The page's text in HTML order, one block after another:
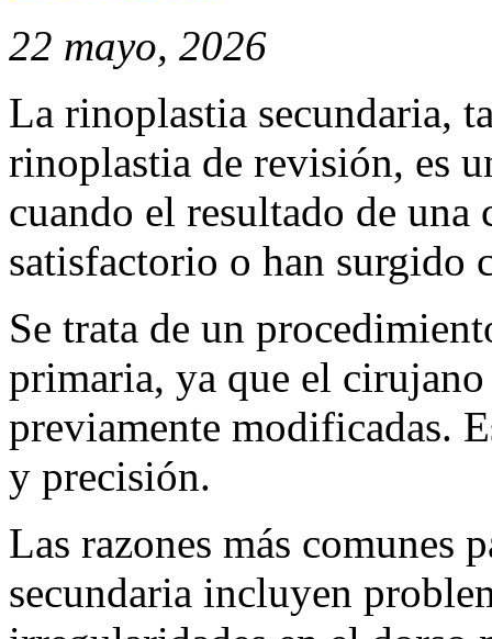
22 mayo, 2026
La rinoplastia secundaria,
rinoplastia de revisión, es
cuando el resultado de
satisfactorio o han surgido
Se trata de un
primaria, ya que el
previamente modificadas.
y precisión.
Las razones más comunes
secundaria incluyen